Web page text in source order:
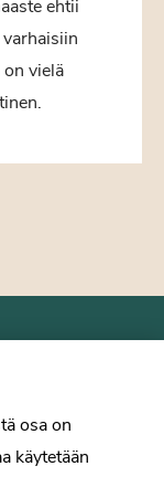
ehtii
vielä
osa on
käytetään